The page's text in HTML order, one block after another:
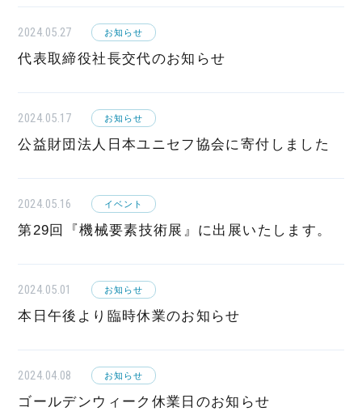
2024.05.27 お知らせ
代表取締役社長交代のお知らせ
2024.05.17 お知らせ
公益財団法人日本ユニセフ協会に寄付しました
2024.05.16 イベント
第29回『機械要素技術展』に出展いたします。
2024.05.01 お知らせ
本日午後より臨時休業のお知らせ
2024.04.08 お知らせ
ゴールデンウィーク休業日のお知らせ